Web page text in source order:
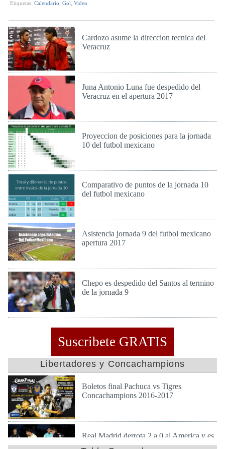
Etiquetas: Calendario, Gol, Video
Cardozo asume la direccion tecnica del
Veracruz
Juna Antonio Luna fue despedido del
Veracruz en el apertura 2017
Proyeccion de posiciones para la jornada
10 del futbol mexicano
Comparativo de puntos de la jornada 10
del futbol mexicano
Asistencia jornada 9 del futbol mexicano
apertura 2017
Chepo es despedido del Santos al termino
de la jornada 9
Suscribete GRATIS
Libertadores y Concachampions
Boletos final Pachuca vs Tigres
Concachampions 2016-2017
Real Madrid derrota 2 a 0 al America y es
finalista en mundial de clubes